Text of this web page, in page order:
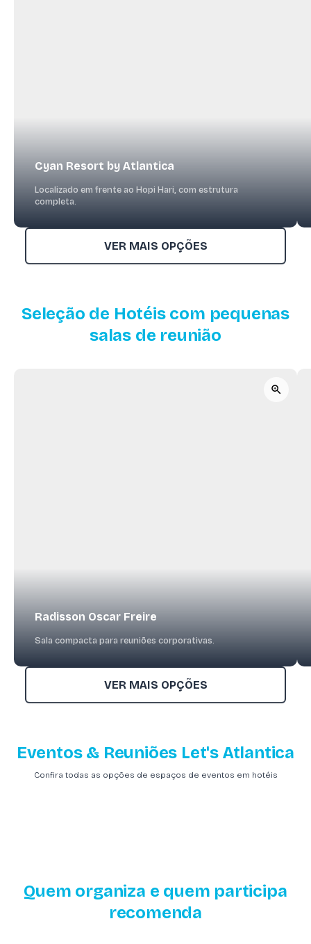
Cyan Resort by Atlantica
Localizado em frente ao Hopi Hari, com estrutura
completa.
VER MAIS OPÇÕES
Seleção de Hotéis com pequenas
salas de reunião
Radisson Oscar Freire
Sala compacta para reuniões corporativas.
VER MAIS OPÇÕES
Eventos & Reuniões Let's Atlantica
Confira todas as opções de espaços de eventos em hotéis
Quem organiza e quem participa
recomenda